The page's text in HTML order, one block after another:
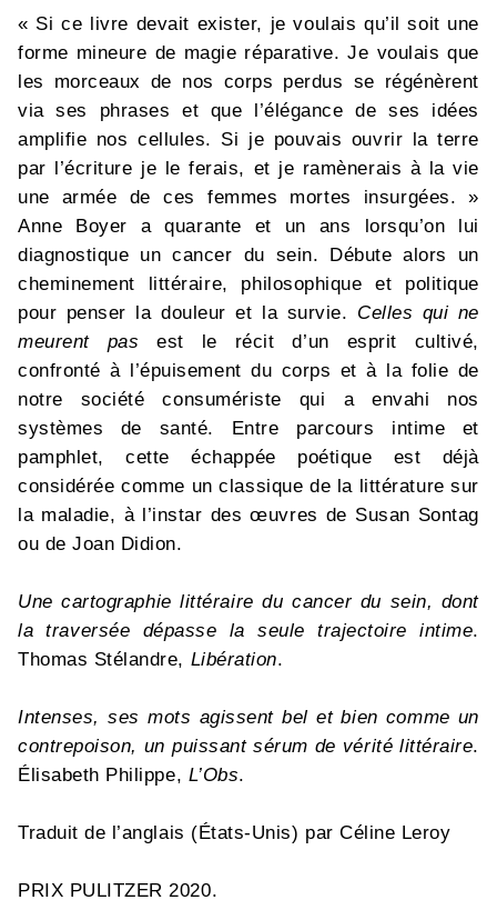
« Si ce livre devait exister, je voulais qu’il soit une
forme mineure de magie réparative. Je voulais que
les morceaux de nos corps perdus se régénèrent
via ses phrases et que l’élégance de ses idées
amplifie nos cellules. Si je pouvais ouvrir la terre
par l’écriture je le ferais, et je ramènerais à la vie
une armée de ces femmes mortes insurgées. »
Anne Boyer a quarante et un ans lorsqu’on lui
diagnostique un cancer du sein. Débute alors un
cheminement littéraire, philosophique et politique
pour penser la douleur et la survie. Celles qui ne
meurent pasest le récit d’un esprit cultivé,
confronté à l’épuisement du corps et à la folie de
notre société consumériste qui a envahi nos
systèmes de santé. Entre parcours intime et
pamphlet, cette échappée poétique est déjà
considérée comme un classique de la littérature sur
la maladie, à l’instar des œuvres de Susan Sontag
ou de Joan Didion.
Une cartographie littéraire du cancer du sein, dont
la traversée dépasse la seule trajectoire intime.
Thomas Stélandre, Libération.
Intenses, ses mots agissent bel et bien comme un
contrepoison, un puissant sérum de vérité littéraire.
Élisabeth Philippe, L’Obs.
Traduit de l’anglais (États-Unis) par Céline Leroy
PRIX PULITZER 2020.